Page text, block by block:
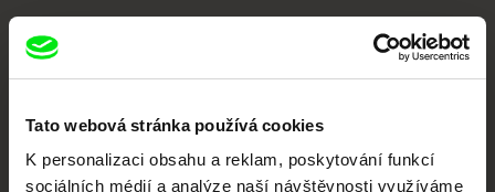
Tato webová stránka používá cookies
K personalizaci obsahu a reklam, poskytování funkcí
sociálních médií a analýze naší návštěvnosti využíváme
Nové festivalové filmy
každý týden